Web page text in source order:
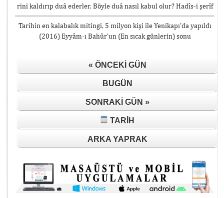
rini kaldırıp duâ ederler. Böyle duâ nasıl kabul olur? Hadîs-i şerîf
Tarihin en kalabalık mitingi, 5 milyon kişi ile Yenikapı’da yapıldı
(2016) Eyyâm-ı Bahûr’un (En sıcak günlerin) sonu
« ÖNCEKI GÜN
BUGÜN
SONRAKI GÜN »
TARIH
ARKA YAPRAK